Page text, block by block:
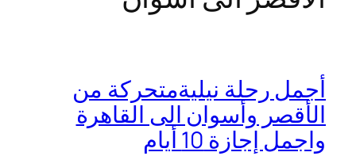
أجمل رحلة نيليةمتحركة من
الأقصر وأسوان الى القاهرة
واجمل إجازة 10 أيام